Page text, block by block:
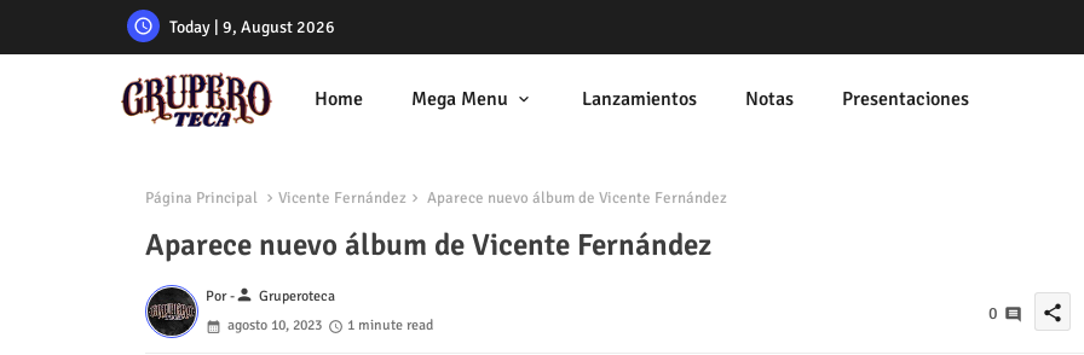
Today | 9, August 2026
Home Mega Menu Lanzamientos Notas Presentaciones
Página Principal Vicente Fernández Aparece nuevo álbum de Vicente Fernández
Aparece nuevo álbum de Vicente Fernández
Por -person Gruperoteca
agosto 10, 2023
1 minute read
0 share